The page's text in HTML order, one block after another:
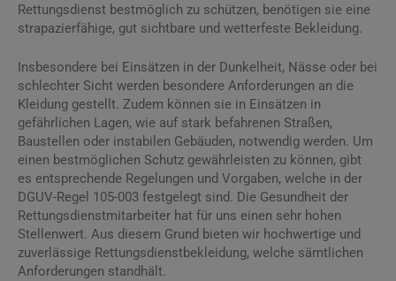
Rettungsdienst bestmöglich zu schützen, benötigen sie eine
strapazierfähige, gut sichtbare und wetterfeste Bekleidung.
Insbesondere bei Einsätzen in der Dunkelheit, Nässe oder bei
schlechter Sicht werden besondere Anforderungen an die
Kleidung gestellt. Zudem können sie in Einsätzen in
gefährlichen Lagen, wie auf stark befahrenen Straßen,
Baustellen oder instabilen Gebäuden, notwendig werden. Um
einen bestmöglichen Schutz gewährleisten zu können, gibt
es entsprechende Regelungen und Vorgaben, welche in der
DGUV-Regel 105-003 festgelegt sind. Die Gesundheit der
Rettungsdienstmitarbeiter hat für uns einen sehr hohen
Stellenwert. Aus diesem Grund bieten wir hochwertige und
zuverlässige Rettungsdienstbekleidung, welche sämtlichen
Anforderungen standhält.